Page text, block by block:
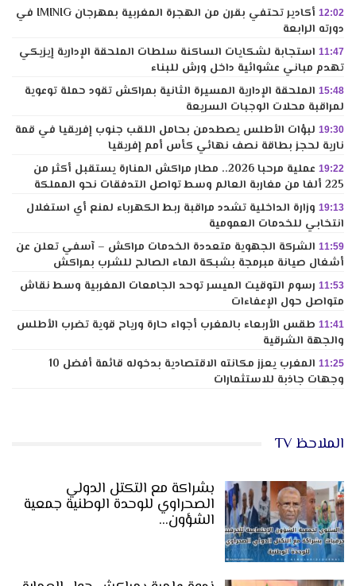
12:02
أكادير تحتفي بقرن من الهجرة المغربية بمهرجان IMINIG في
دورته الرابعة
11:47 استجابة لشكايات الساكنة سلطات الملحقة الإدارية إيزيكي
تهدم مباني عشوائية داخل ورش للبناء
15:48 الملحقة الإدارية المسيرة الثانية بمراكش تقود حملة توعوية
لمراقبة محلات الوجبات السريعة
19:30 لبؤات الأطلس يصطدمن بحامل اللقب جنوب إفريقيا في قمة
نارية لحجز بطاقة نصف نهائي كأس أمم إفريقيا
19:22
عملية مرحبا 2026.. مطار مراكش المنارة يستقبل أكثر من
225 ألفا من مغاربة العالم وسط تواصل التدفقات نحو المملكة
19:13 وزارة الداخلية تشدد مراقبة ربط الكهرباء لمنع أي استغلال
انتخابي للخدمات العمومية
11:59 الشركة الجهوية متعددة الخدمات مراكش – آسفي تعلن عن
أشغال صيانة مبرمجة بشبكة الماء الصالح للشرب بمراكش
11:53 رسوم التوقيت الميسر توحد الجامعات المغربية وسط نقاش
متواصل حول الإعفاءات
11:41 طقس الأربعاء بالمغرب أجواء حارة ورياح قوية تضرب الأطلس
والجهة الشرقية
11:25
المغرب يعزز مكانته الاقتصادية بدخوله قائمة أفضل 10
وجهات جاذبة للاستثمارات
الملاحظ TV
بشراكة مع التكتل الدولي
الصحراوي للوحدة الوطنية جمعية
الشؤون…